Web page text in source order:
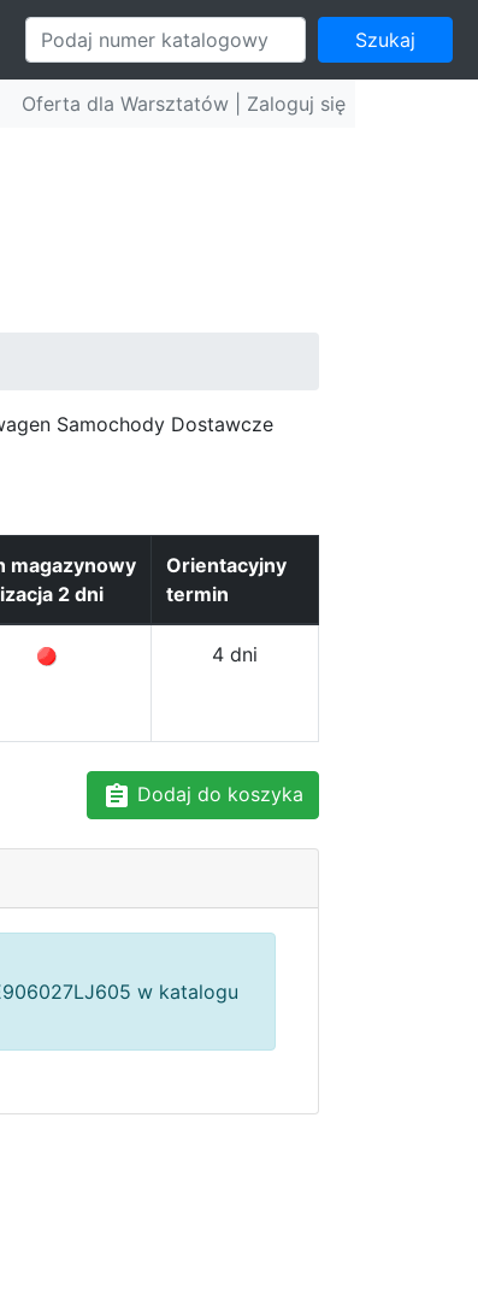
Szukaj
Oferta dla Warsztatów | Zaloguj się
Samochody Dostawcze
magazynowy
2 dni
Orientacyjny
termin
4 dni
Dodaj do koszyka
w katalogu